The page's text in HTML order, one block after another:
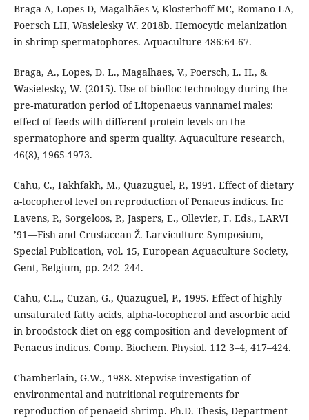
Braga A, Lopes D, Magalhães V, Klosterhoff MC, Romano LA,
Poersch LH, Wasielesky W. 2018b. Hemocytic melanization
in shrimp spermatophores. Aquaculture 486:64-67.
Braga, A., Lopes, D. L., Magalhaes, V., Poersch, L. H., &
Wasielesky, W. (2015). Use of biofloc technology during the
pre‐maturation period of Litopenaeus vannamei males:
effect of feeds with different protein levels on the
spermatophore and sperm quality. Aquaculture research,
46(8), 1965-1973.
Cahu, C., Fakhfakh, M., Quazuguel, P., 1991. Effect of dietary
a-tocopherol level on reproduction of Penaeus indicus. In:
Lavens, P., Sorgeloos, P., Jaspers, E., Ollevier, F. Eds., LARVI
’91—Fish and Crustacean Ž. Larviculture Symposium,
Special Publication, vol. 15, European Aquaculture Society,
Gent, Belgium, pp. 242–244.
Cahu, C.L., Cuzan, G., Quazuguel, P., 1995. Effect of highly
unsaturated fatty acids, alpha-tocopherol and ascorbic acid
in broodstock diet on egg composition and development of
Penaeus indicus. Comp. Biochem. Physiol. 112 3–4, 417–424.
Chamberlain, G.W., 1988. Stepwise investigation of
environmental and nutritional requirements for
reproduction of penaeid shrimp. Ph.D. Thesis, Department